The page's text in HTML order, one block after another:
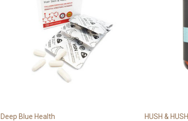
Deep Blue Health HUSH & HUSH